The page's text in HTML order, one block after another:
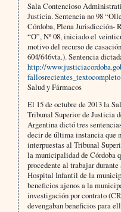
Sala Contencioso
Justicia. Sentencia no 98
Córdoba, Plena Jurisdicción-
“O”, Nº 08, iniciado el
motivo del recurso de
604/646vta.). Sentencia
http://
Salud y Fármacos
El 15 de octubre de 2013 la
Tribunal Superior de Justicia
Argentina dictó tres
decir de última instancia que
interpuestas al Tribunal
la municipalidad de Córdoba
procedente al trabajar
Hospital Infantil de la
beneficios ajenos a la
investigación por contrato
devengaban beneficios para